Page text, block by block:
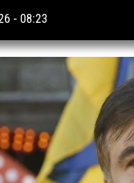
- 08:23